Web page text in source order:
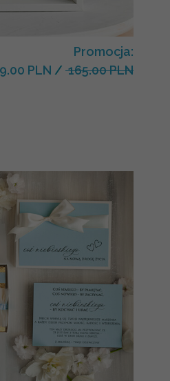
Promocja:
PLN / 165.00 PLN